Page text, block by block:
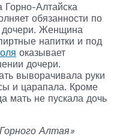
Горно-Алтайска
обязанности по
дочери. Женщина
напитки и под
оказывает
дочери.
выворачивала руки
и царапала. Кроме
мать не пускала дочь
Алтая»